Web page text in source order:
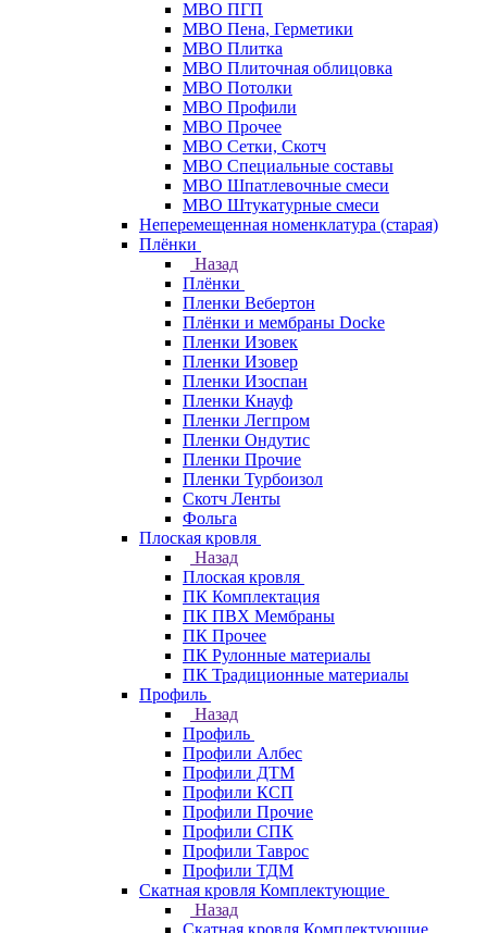
МВО ПГП
МВО Пена, Герметики
МВО Плитка
МВО Плиточная облицовка
МВО Потолки
МВО Профили
МВО Прочее
МВО Сетки, Скотч
МВО Специальные составы
МВО Шпатлевочные смеси
МВО Штукатурные смеси
Неперемещенная номенклатура (старая)
Плёнки
Назад
Плёнки
Пленки Вебертон
Плёнки и мембраны Docke
Пленки Изовек
Пленки Изовер
Пленки Изоспан
Пленки Кнауф
Пленки Легпром
Пленки Ондутис
Пленки Прочие
Пленки Турбоизол
Скотч Ленты
Фольга
Плоская кровля
Назад
Плоская кровля
ПК Комплектация
ПК ПВХ Мембраны
ПК Прочее
ПК Рулонные материалы
ПК Традиционные материалы
Профиль
Назад
Профиль
Профили Албес
Профили ДТМ
Профили КСП
Профили Прочие
Профили СПК
Профили Таврос
Профили ТДМ
Скатная кровля Комплектующие
Назад
Скатная кровля Комплектующие